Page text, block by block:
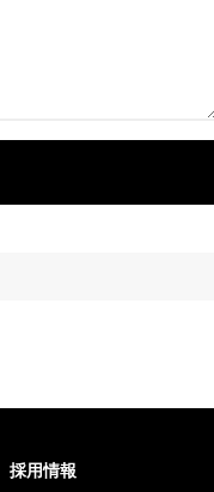
採用情報